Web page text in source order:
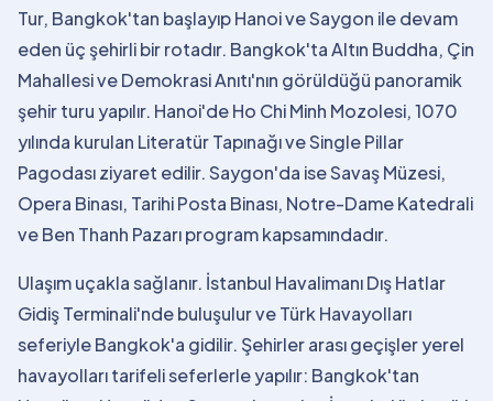
Tur, Bangkok'tan başlayıp Hanoi ve Saygon ile devam
eden üç şehirli bir rotadır. Bangkok'ta Altın Buddha, Çin
Mahallesi ve Demokrasi Anıtı'nın görüldüğü panoramik
şehir turu yapılır. Hanoi'de Ho Chi Minh Mozolesi, 1070
yılında kurulan Literatür Tapınağı ve Single Pillar
Pagodası ziyaret edilir. Saygon'da ise Savaş Müzesi,
Opera Binası, Tarihi Posta Binası, Notre-Dame Katedrali
ve Ben Thanh Pazarı program kapsamındadır.
Ulaşım uçakla sağlanır. İstanbul Havalimanı Dış Hatlar
Gidiş Terminali'nde buluşulur ve Türk Havayolları
seferiyle Bangkok'a gidilir. Şehirler arası geçişler yerel
havayolları tarifeli seferlerle yapılır: Bangkok'tan